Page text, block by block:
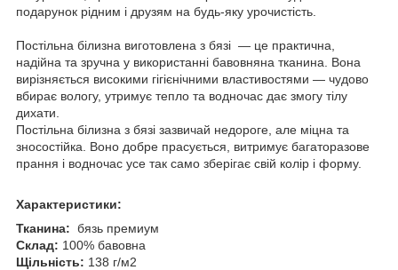
подарунок рідним і друзям на будь-яку урочистість.
Постільна білизна виготовлена з бязі — це практична,
надійна та зручна у використанні бавовняна тканина. Вона
вирізняється високими гігієнічними властивостями — чудово
вбирає вологу, утримує тепло та водночас дає змогу тілу
дихати.
Постільна білизна з бязі зазвичай недороге, але міцна та
зносостійка. Воно добре прасується, витримує багаторазове
прання і водночас усе так само зберігає свій колір і форму.
Характеристики:
Тканина: бязь премиум
Склад: 100% бавовна
Щільність: 138 г/м2